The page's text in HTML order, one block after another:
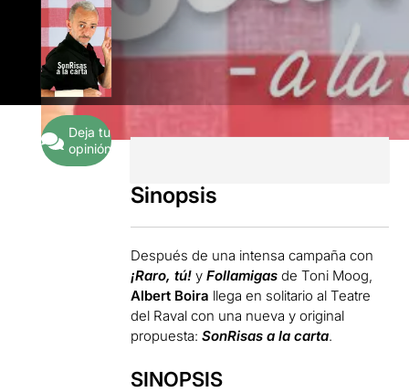
Deja tu
opinión
Sinopsis
Después de una intensa campaña con
¡Raro, tú!y Follamigasde Toni Moog,
Albert Boira llega en solitario al Teatre
del Raval con una nueva y original
propuesta:SonRisas a la carta.
SINOPSIS